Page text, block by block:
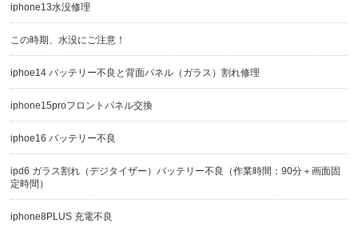
iphone13水没修理
この時期、水没にご注意！
iphoe14 バッテリー不良と背面パネル（ガラス）割れ修理
iphone15proフロントパネル交換
iphoe16 バッテリー不良
ipd6 ガラス割れ（デジタイザー）バッテリー不良（作業時間：90分＋画面固
定時間）
iphone8PLUS 充電不良